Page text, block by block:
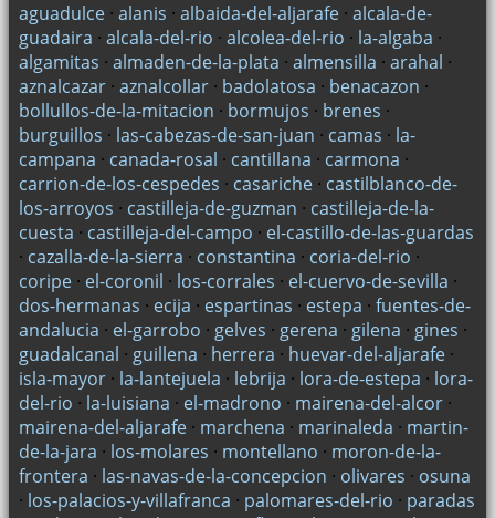
aguadulce· alanis · albaida-del-aljarafe· alcala-de-
guadaira · alcala-del-rio · alcolea-del-rio · la-algaba ·
algamitas · almaden-de-la-plata · almensilla · arahal ·
aznalcazar· aznalcollar· badolatosa · benacazon ·
bollullos-de-la-mitacion · bormujos · brenes ·
burguillos · las-cabezas-de-san-juan · camas · la-
campana · canada-rosal · cantillana · carmona ·
carrion-de-los-cespedes · casariche· castilblanco-de-
los-arroyos · castilleja-de-guzman · castilleja-de-la-
cuesta · castilleja-del-campo · el-castillo-de-las-guardas
· cazalla-de-la-sierra · constantina · coria-del-rio ·
coripe· el-coronil · los-corrales · el-cuervo-de-sevilla ·
dos-hermanas · ecija · espartinas · estepa · fuentes-de-
andalucia · el-garrobo · gelves · gerena · gilena · gines ·
guadalcanal · guillena · herrera · huevar-del-aljarafe·
isla-mayor· la-lantejuela · lebrija · lora-de-estepa · lora-
del-rio · la-luisiana · el-madrono · mairena-del-alcor·
mairena-del-aljarafe· marchena · marinaleda · martin-
de-la-jara · los-molares · montellano · moron-de-la-
frontera · las-navas-de-la-concepcion · olivares · osuna
· los-palacios-y-villafranca · palomares-del-rio · paradas